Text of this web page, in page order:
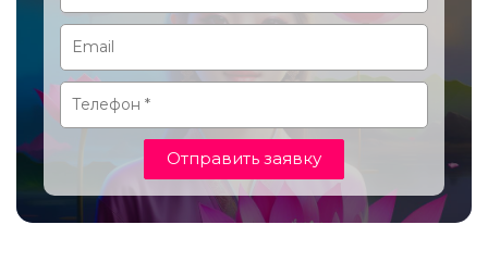
Отправить заявку